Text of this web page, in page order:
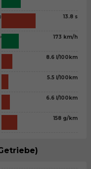
13.8 s
173 km/h
8.6 l/100km
5.5 l/100km
6.6 l/100km
158 g/km